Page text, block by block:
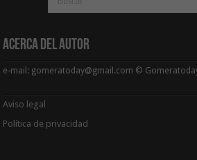
Acerca del Autor
e-mail: gomeratoday@gmail.com ©
Aviso legal
Política de privacidad